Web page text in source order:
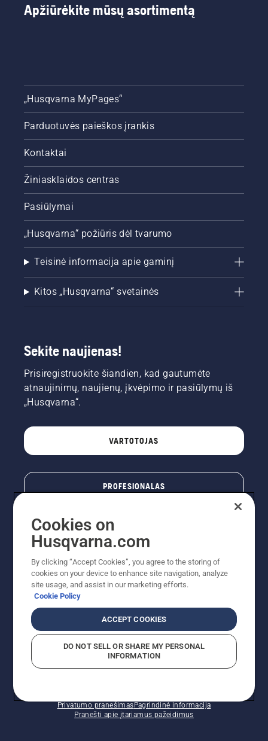
Apžiūrėkite mūsų asortimentą
„Husqvarna MyPages“
Parduotuvės paieškos įrankis
Kontaktai
Žiniasklaidos centras
Pasiūlymai
„Husqvarna“ požiūris dėl tvarumo
Teisinė informacija apie gaminį
Kitos „Husqvarna“ svetainės
Sekite naujienas!
Prisiregistruokite šiandien, kad gautumėte
atnaujinimų, naujienų, įkvėpimo ir pasiūlymų iš
„Husqvarna“.
VARTOTOJAS
PROFESIONALAS
© „Husqvarna AB“ (leid). Visos teisės priklauso autoriui.
Nurodoma rekomenduojama mažmeninė kaina (RMK),
įskaitant PVM. RMK yra kaina, už kurią gamintojas
rekomenduoja pardavėjui parduoti prekę. UAB
"Husqvarna Lietuva" prekių vartotojams neparduoda,
Privatumo pranešimasPagrindinė informacija
Pranešti apie įtariamus pažeidimus
Cookies on
Husqvarna.com
By clicking “Accept Cookies”, you agree to the storing of
cookies on your device to enhance site navigation, analyze
site usage, and assist in our marketing efforts.
Cookie Policy
ACCEPT COOKIES
DO NOT SELL OR SHARE MY PERSONAL
INFORMATION